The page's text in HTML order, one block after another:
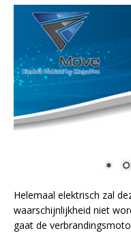
Helemaal elektrisch zal
waarschijnlijkheid niet
gaat de